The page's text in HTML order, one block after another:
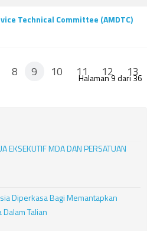
Technical Committee (AMDTC)
Halaman 9 dari 36
8 9 10 11 12 13
EKSEKUTIF MDA DAN PERSATUAN
Diperkasa Bagi Memantapkan
Talian